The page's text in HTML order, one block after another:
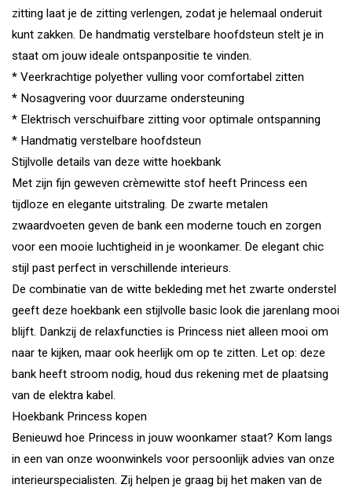
zitting laat je de zitting verlengen, zodat je helemaal onderuit
kunt zakken. De handmatig verstelbare hoofdsteun stelt je in
staat om jouw ideale ontspanpositie te vinden.
* Veerkrachtige polyether vulling voor comfortabel zitten
* Nosagvering voor duurzame ondersteuning
* Elektrisch verschuifbare zitting voor optimale ontspanning
* Handmatig verstelbare hoofdsteun
Stijlvolle details van deze witte hoekbank
Met zijn fijn geweven crèmewitte stof heeft Princess een
tijdloze en elegante uitstraling. De zwarte metalen
zwaardvoeten geven de bank een moderne touch en zorgen
voor een mooie luchtigheid in je woonkamer. De elegant chic
stijl past perfect in verschillende interieurs.
De combinatie van de witte bekleding met het zwarte onderstel
geeft deze hoekbank een stijlvolle basic look die jarenlang mooi
blijft. Dankzij de relaxfuncties is Princess niet alleen mooi om
naar te kijken, maar ook heerlijk om op te zitten. Let op: deze
bank heeft stroom nodig, houd dus rekening met de plaatsing
van de elektra kabel.
Hoekbank Princess kopen
Benieuwd hoe Princess in jouw woonkamer staat? Kom langs
in een van onze woonwinkels voor persoonlijk advies van onze
interieurspecialisten. Zij helpen je graag bij het maken van de